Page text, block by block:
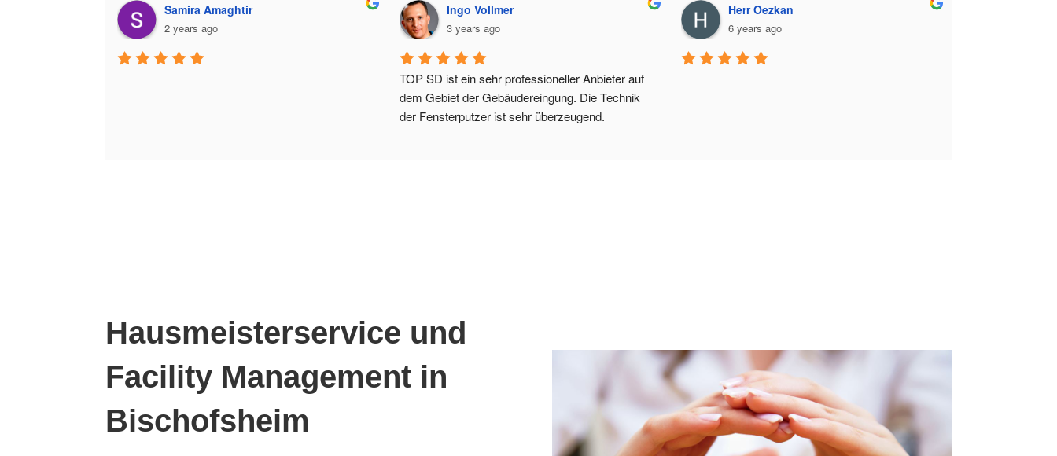
Samira Amaghtir
2 years ago
Ingo Vollmer
3 years ago
TOP SD ist ein sehr professioneller Anbieter auf
dem Gebiet der Gebäudereingung. Die Technik
der Fensterputzer ist sehr überzeugend.
Herr Oezkan
6 years ago
Hausmeisterservice und
Facility Management in
Bischofsheim